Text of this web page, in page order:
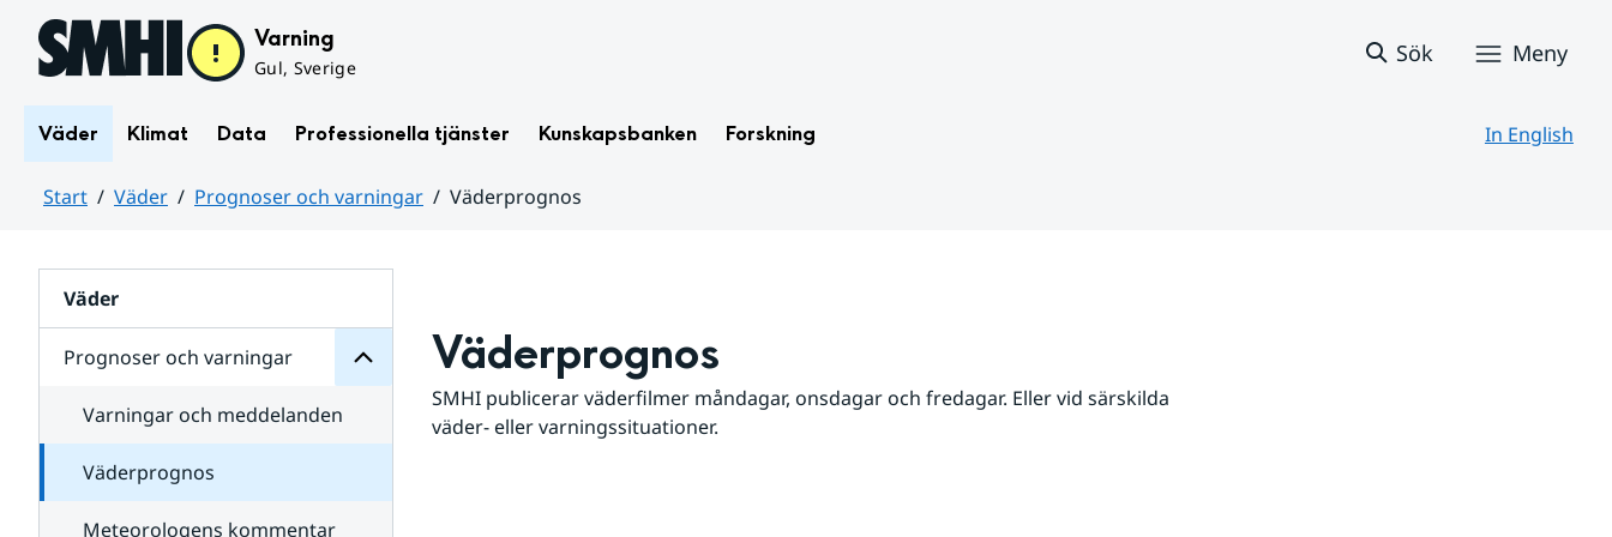
Hoppa till sidans innehåll Varning
Gul, Sverige
Sök Meny
Väder Klimat Data Professionella tjänster Kunskapsbanken Forskning In English
Start Väder Prognoser och varningar
Väderprognos
Väder
Prognoser och varningar
för
varningar
Varningar och meddelanden
Väderprognos
Meteorologens kommentar
Väderprognos
SMHI publicerar väderfilmer måndagar, onsdagar och fredagar. Eller vid särskilda
väder- eller varningssituationer.